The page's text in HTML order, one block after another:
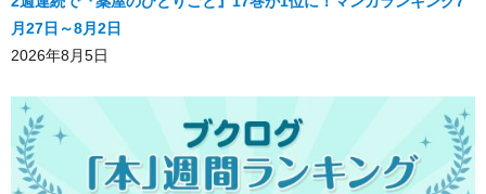
月27日～8月2日
2026年8月5日